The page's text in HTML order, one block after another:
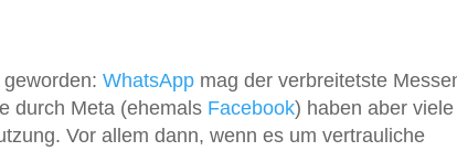
WhatsApp mag der verbreitetste
durch Meta (ehemals Facebook) haben aber viele
Vor allem dann, wenn es um vertrauliche